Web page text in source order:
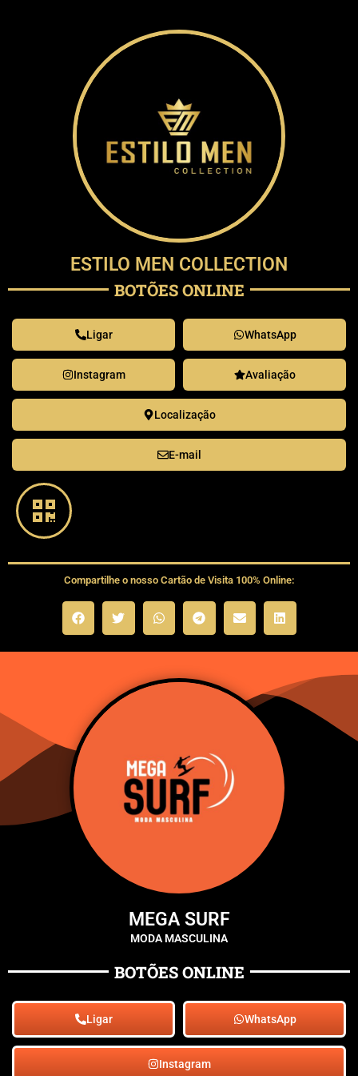
ESTILO MEN COLLECTION
BOTÕES ONLINE
Ligar WhatsApp
Instagram Avaliação
Localização
E-mail
Compartilhe o nosso Cartão de Visita 100% Online:
MEGA SURF
MODA MASCULINA
BOTÕES ONLINE
Ligar WhatsApp
Instagram